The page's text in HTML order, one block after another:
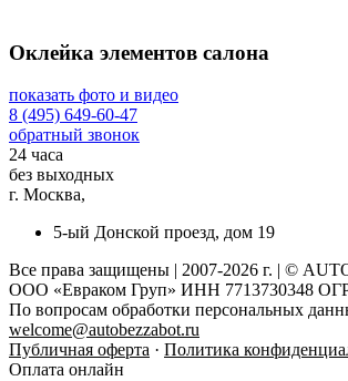
Оклейка элементов салона
показать фото и видео
8 (495) 649-60-47
обратный звонок
24 часа
без выходных
г. Москва,
5-ый Донской проезд, дом 19
Все права защищены | 2007-2026 г. | ©
ООО «Евраком Груп» ИНН 7713730348
По вопросам обработки персональных
welcome@autobezzabot.ru
Публичная оферта · Политика
Оплата онлайн